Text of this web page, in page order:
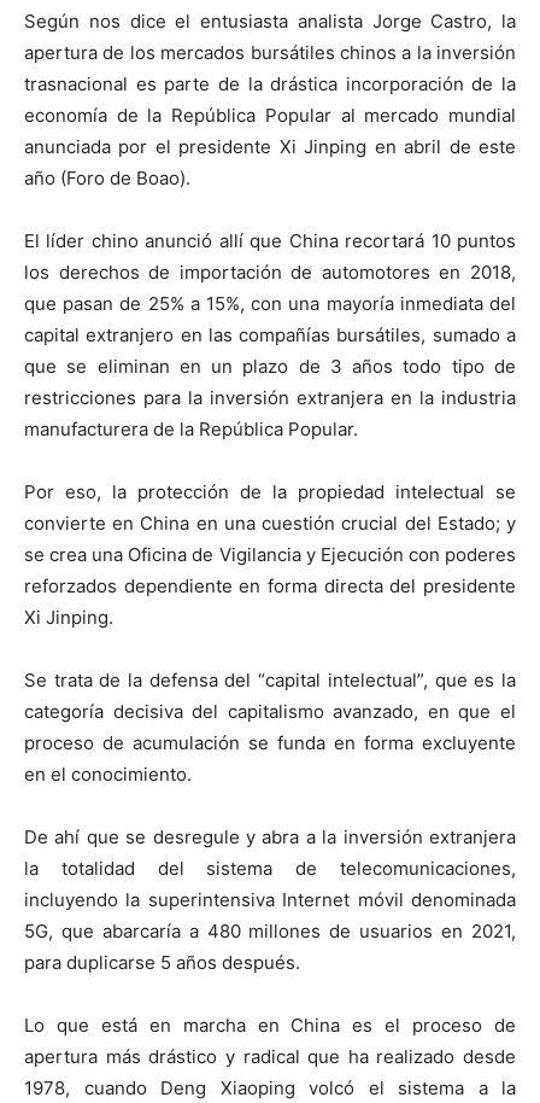
Según nos dice el entusiasta analista Jorge Castro, la
apertura de los mercados bursátiles chinos a la inversión
trasnacional es parte de la drástica incorporación de la
economía de la República Popular al mercado mundial
anunciada por el presidente Xi Jinping en abril de este
año (Foro de Boao).
El líder chino anunció allí que China recortará 10 puntos
los derechos de importación de automotores en 2018,
que pasan de 25% a 15%, con una mayoría inmediata del
capital extranjero en las compañías bursátiles, sumado a
que se eliminan en un plazo de 3 años todo tipo de
restricciones para la inversión extranjera en la industria
manufacturera de la República Popular.
Por eso, la protección de la propiedad intelectual se
convierte en China en una cuestión crucial del Estado; y
se crea una Oficina de Vigilancia y Ejecución con poderes
reforzados dependiente en forma directa del presidente
Xi Jinping.
Se trata de la defensa del “capital intelectual”, que es la
categoría decisiva del capitalismo avanzado, en que el
proceso de acumulación se funda en forma excluyente
en el conocimiento.
De ahí que se desregule y abra a la inversión extranjera
la totalidad del sistema de telecomunicaciones,
incluyendo la superintensiva Internet móvil denominada
5G, que abarcaría a 480 millones de usuarios en 2021,
para duplicarse 5 años después.
Lo que está en marcha en China es el proceso de
apertura más drástico y radical que ha realizado desde
1978, cuando Deng Xiaoping volcó el sistema a la